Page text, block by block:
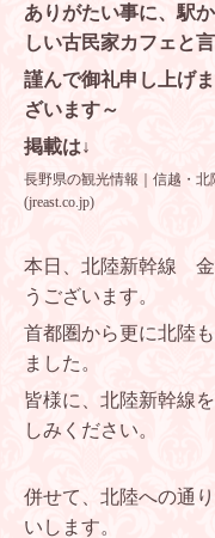
ありがたい事に、駅
しい古民家カフェと
謹んで御礼申し上
ざいます～
掲載は↓
長野県の観光情報｜信越・
(jreast.co.jp)
本日、北陸新幹線
うございます。
首都圏から更に北陸
ました。
皆様に、北陸新幹線
しみください。
併せて、北陸への通
いします。